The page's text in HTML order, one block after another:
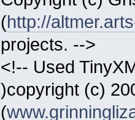
(http://
projects. -->
<!-- Used
)copyright (c)
(